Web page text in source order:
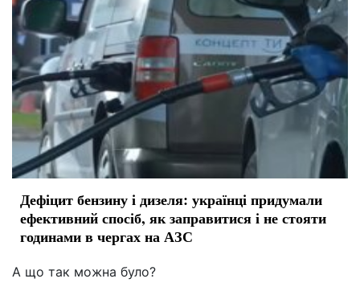
Дефіцит бензину і дизеля: українці придумали
ефективний спосіб, як заправитися і не стояти
годинами в чергах на АЗС
А що так можна було?